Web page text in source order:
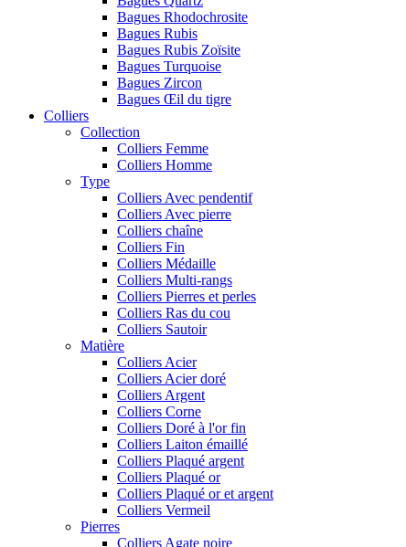
Bagues Rhodochrosite
Bagues Rubis
Bagues Rubis Zoïsite
Bagues Turquoise
Bagues Zircon
Bagues Œil du tigre
Colliers
Collection
Colliers Femme
Colliers Homme
Type
Colliers Avec pendentif
Colliers Avec pierre
Colliers chaîne
Colliers Fin
Colliers Médaille
Colliers Multi-rangs
Colliers Pierres et perles
Colliers Ras du cou
Colliers Sautoir
Matière
Colliers Acier
Colliers Acier doré
Colliers Argent
Colliers Corne
Colliers Doré à l'or fin
Colliers Laiton émaillé
Colliers Plaqué argent
Colliers Plaqué or
Colliers Plaqué or et argent
Colliers Vermeil
Pierres
Colliers Agate noire